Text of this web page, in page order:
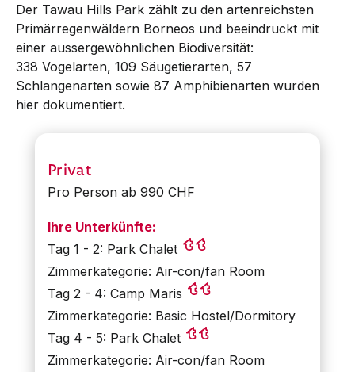
Der Tawau Hills Park zählt zu den artenreichsten
Primärregenwäldern Borneos und beeindruckt mit
einer aussergewöhnlichen Biodiversität:
338 Vogelarten, 109 Säugetierarten, 57
Schlangenarten sowie 87 Amphibienarten wurden
hier dokumentiert.
Privat
Pro Person ab 990 CHF
Ihre Unterkünfte:
Tag 1 - 2: Park Chalet
Zimmerkategorie: Air-con/fan Room
Tag 2 - 4: Camp Maris
Zimmerkategorie: Basic Hostel/Dormitory
Tag 4 - 5: Park Chalet
Zimmerkategorie: Air-con/fan Room